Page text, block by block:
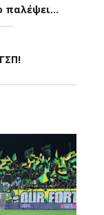
παλέψει…